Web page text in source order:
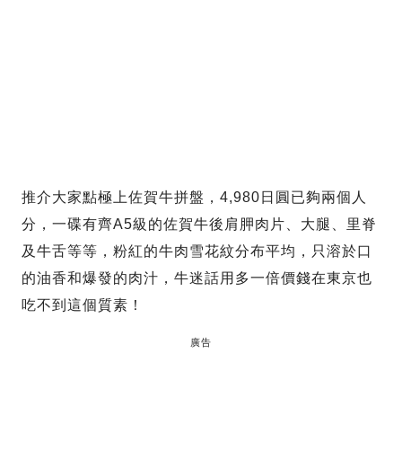
推介大家點極上佐賀牛拼盤，4,980日圓已夠兩個人
分，一碟有齊A5級的佐賀牛後肩胛肉片、大腿、里脊
及牛舌等等，粉紅的牛肉雪花紋分布平均，只溶於口
的油香和爆發的肉汁，牛迷話用多一倍價錢在東京也
吃不到這個質素！
廣告